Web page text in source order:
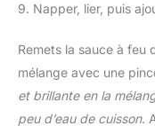
9. Napper, lier, puis
Remets la sauce à feu
mélange avec une
et brillante en la
peu d’eau de cuisson.